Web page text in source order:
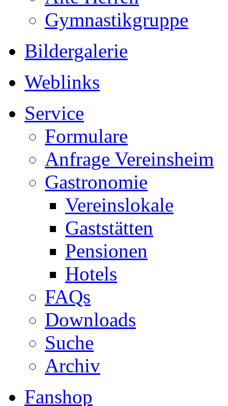
Gymnastikgruppe
Bildergalerie
Weblinks
Service
Formulare
Anfrage Vereinsheim
Gastronomie
Vereinslokale
Gaststätten
Pensionen
Hotels
FAQs
Downloads
Suche
Archiv
Fanshop